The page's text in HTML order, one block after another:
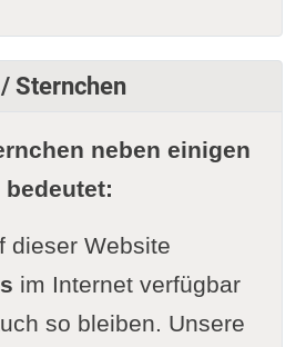
Sternchen
neben einigen
dieser Website
im Internet verfügbar
so bleiben. Unsere